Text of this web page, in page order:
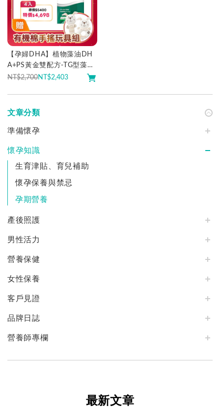
【孕婦DHA】植物藻油DH
A+PS黃金雙配方-TG型藻油
推薦
NT$2,700NT$2,403
文章分類
準備懷孕
懷孕知識
生育津貼、育兒補助
懷孕保養與禁忌
孕期營養
產後照護
男性活力
營養保健
女性保養
客戶見證
品牌日誌
營養師專欄
最新文章